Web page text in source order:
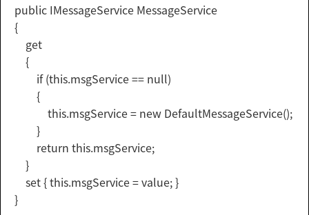
public IMessageService MessageService
{
get
{
if (this.msgService == null)
{
this.msgService = new DefaultMessageService();
}
return this.msgService;
}
set { this.msgService = value; }
}